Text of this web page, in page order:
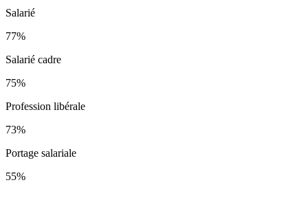
Salarié
77%
Salarié cadre
75%
Profession libérale
73%
Portage salariale
55%